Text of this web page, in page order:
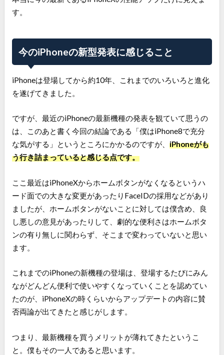
す。
今のiPhoneの新型発表に感じること
iPhoneは登場してから約10年、これまでのいろいろと進化
を遂げてきました。
ですが、最近のiPhoneの最新機種の発表を観ていて思うの
は、このあと書く今回の結論である「僕はiPhone8で充分
な気がする」というところにかかるのですが、 iPhoneがも
う行き詰まっていると感じる点です。
ここ最近はiPhoneXからホームボタンがなくなるというハ
ード面での大きな変更があったりFaceIDの採用などがあり
ましたが、ホームボタンがないことに対しては僕含め、良
し悪しの意見があったりして、劇的な便利さはホームボタ
ンの有り無しに関わらず、そこまで変わっていないと思い
ます。
これまでのiPhoneの新機種の登場は、登場するたびにみん
ながどんどん便利で使いやすくなっていくことを認めてい
たのが、iPhoneXの時くらいからアップデートの内容に賛
否両論が出てきたと感じがします。
つまり、最新機種を買うメリットが薄れてきたというこ
と。僕もその一人であると思います。